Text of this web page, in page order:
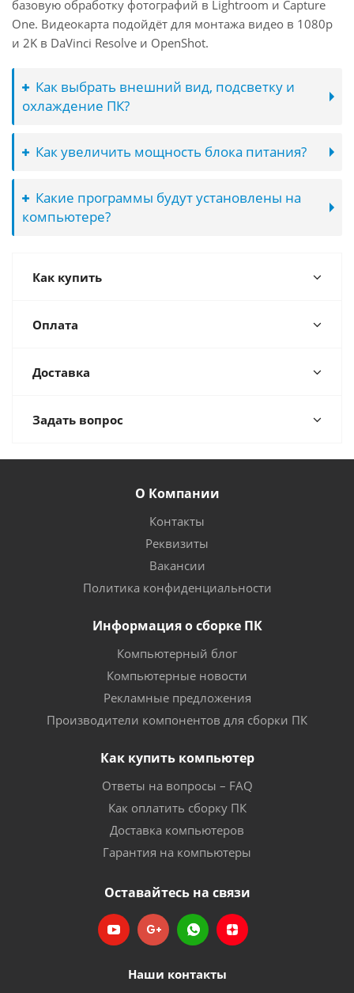
базовую обработку фотографий в Lightroom и Capture
One. Видеокарта подойдёт для монтажа видео в 1080p
и 2K в DaVinci Resolve и OpenShot.
Как выбрать внешний вид, подсветку и
охлаждение ПК?
Как увеличить мощность блока питания?
Какие программы будут установлены на
компьютере?
Как купить
Оплата
Доставка
Задать вопрос
О Компании
Контакты
Реквизиты
Вакансии
Политика конфиденциальности
Информация о сборке ПК
Компьютерный блог
Компьютерные новости
Рекламные предложения
Производители компонентов для сборки ПК
Как купить компьютер
Ответы на вопросы – FAQ
Как оплатить сборку ПК
Доставка компьютеров
Гарантия на компьютеры
Оставайтесь на связи
Наши контакты